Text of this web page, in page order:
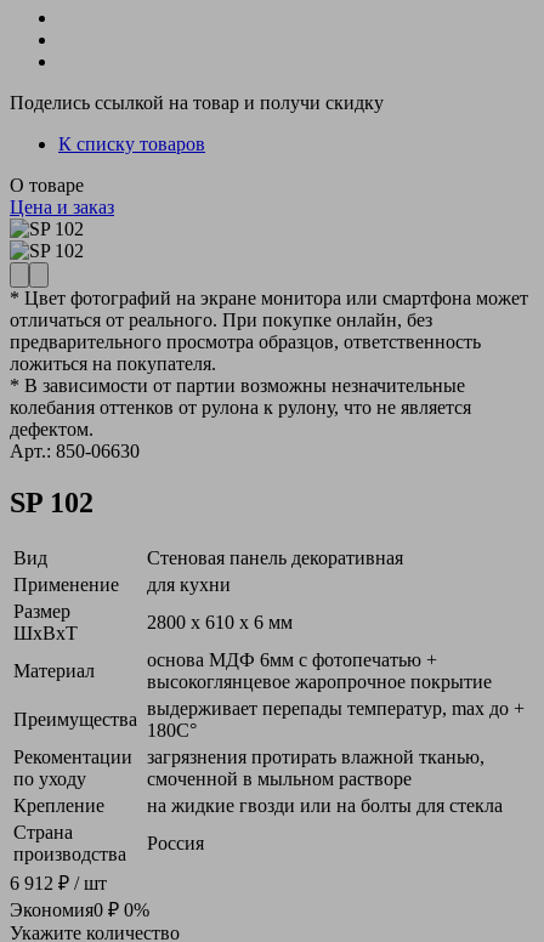
Поделись ссылкой на товар и получи скидку
К списку товаров
О товаре
Цена и заказ
* Цвет фотографий на экране монитора или смартфона может
отличаться от реального. При покупке онлайн, без
предварительного просмотра образцов, ответственность
ложиться на покупателя.
* В зависимости от партии возможны незначительные
колебания оттенков от рулона к рулону, что не является
дефектом.
Арт.: 850-06630
SP 102
Вид
Стеновая панель декоративная
Применение
для кухни
Размер
ШxВxТ
2800 х 610 х 6 мм
Материал
основа МДФ 6мм с фотопечатью +
высокоглянцевое жаропрочное покрытие
Преимущества
выдерживает перепады температур, max до +
180С°
Рекоментации
по уходу
загрязнения протирать влажной тканью,
смоченной в мыльном растворе
Крепление
на жидкие гвозди или на болты для стекла
Страна
производства
Россия
6 912 ₽ / шт
Экономия0 ₽ 0%
Укажите количество